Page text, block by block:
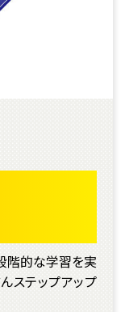
階的な学習を実
ステップアップ